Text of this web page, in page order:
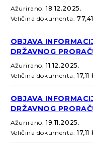
Ažurirano:18.12.2025.
Veličina dokumenta:
OBJAVA
DRŽAVNOG
Ažurirano:11.12.2025.
Veličina dokumenta:17,11
OBJAVA
DRŽAVNOG
Ažurirano:19.11.2025.
Veličina dokumenta:17,11